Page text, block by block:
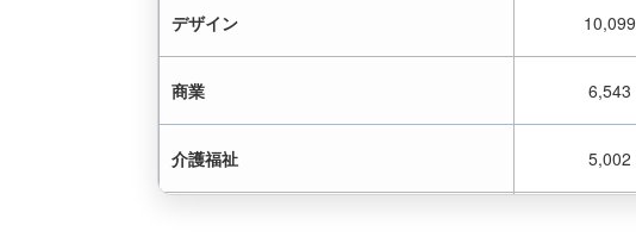
デザイン 10,099
商業 6,543
介護福祉 5,002